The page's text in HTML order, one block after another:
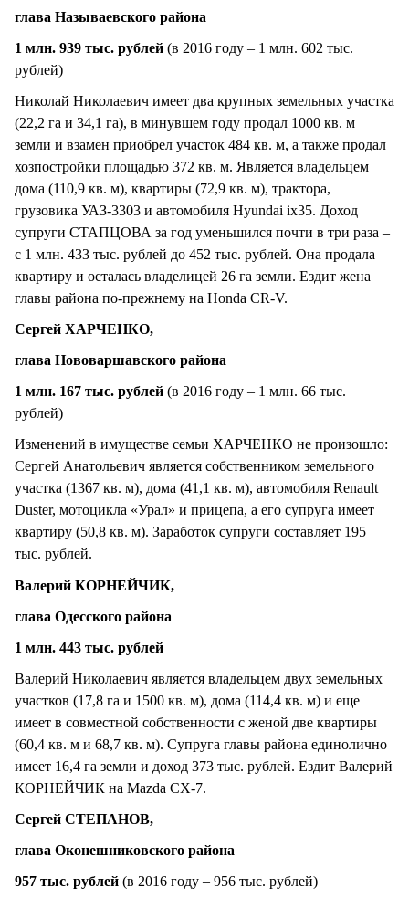
глава Называевского района
1 млн. 939 тыс. рублей (в 2016 году – 1 млн. 602 тыс.
рублей)
Николай Николаевич имеет два крупных земельных участка
(22,2 га и 34,1 га), в минувшем году продал 1000 кв. м
земли и взамен приобрел участок 484 кв. м, а также продал
хозпостройки площадью 372 кв. м. Является владельцем
дома (110,9 кв. м), квартиры (72,9 кв. м), трактора,
грузовика УАЗ-3303 и автомобиля Hyundai ix35. Доход
супруги СТАПЦОВА за год уменьшился почти в три раза –
с 1 млн. 433 тыс. рублей до 452 тыс. рублей. Она продала
квартиру и осталась владелицей 26 га земли. Ездит жена
главы района по-прежнему на Honda CR-V.
Сергей ХАРЧЕНКО,
глава Нововаршавского района
1 млн. 167 тыс. рублей (в 2016 году – 1 млн. 66 тыс.
рублей)
Изменений в имуществе семьи ХАРЧЕНКО не произошло:
Сергей Анатольевич является собственником земельного
участка (1367 кв. м), дома (41,1 кв. м), автомобиля Renault
Duster, мотоцикла «Урал» и прицепа, а его супруга имеет
квартиру (50,8 кв. м). Заработок супруги составляет 195
тыс. рублей.
Валерий КОРНЕЙЧИК,
глава Одесского района
1 млн. 443 тыс. рублей
Валерий Николаевич является владельцем двух земельных
участков (17,8 га и 1500 кв. м), дома (114,4 кв. м) и еще
имеет в совместной собственности с женой две квартиры
(60,4 кв. м и 68,7 кв. м). Супруга главы района единолично
имеет 16,4 га земли и доход 373 тыс. рублей. Ездит Валерий
КОРНЕЙЧИК на Mazda CX-7.
Сергей СТЕПАНОВ,
глава Оконешниковского района
957 тыс. рублей (в 2016 году – 956 тыс. рублей)